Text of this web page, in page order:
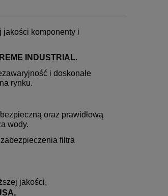
jakości komponenty i
INDUSTRIAL.
i doskonałe
rynku.
oraz prawidłową
wody.
filtra
jakości,